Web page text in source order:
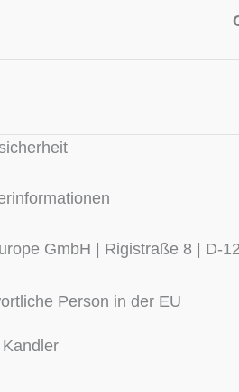
GmbH | Rigistraße 8 | D-
Person in der EU